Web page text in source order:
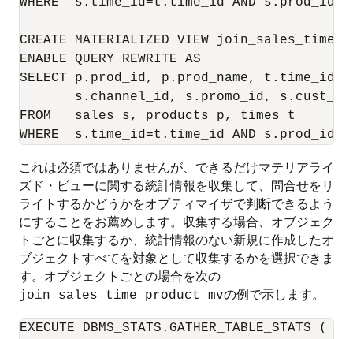
CREATE MATERIALIZED VIEW
ENABLE QUERY REWRITE AS
SELECT p.prod_id, p.prod_name, t.time_id,
s.channel_id, s.promo_id,
FROM   sales s, products p, times t
これは必須ではありませんが、できるだけマテリアライ
ズド・ビューに関する統計情報を収集して、問合せをリ
ライトするかどうかをオプティマイザで判断できるよう
にすることをお薦めします。収集する場合、オブジェク
トごとに収集するか、統計情報のない新規に作成したオ
ブジェクトすべてを対象として収集するかを選択できま
す。オブジェクトごとの場合を次の
join_sales_time_product_mvの例で示します。
EXECUTE DBMS_STATS.GATHER_TABLE_STATS ( -